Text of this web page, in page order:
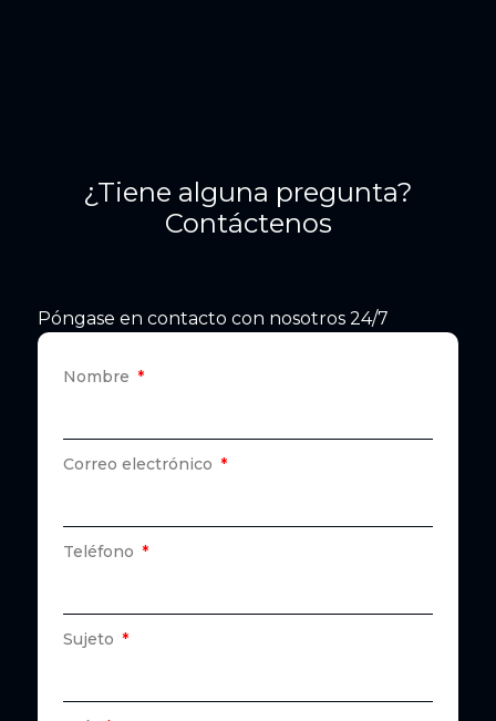
¿Tiene alguna pregunta?
Contáctenos
Póngase en contacto con nosotros 24/7
Nombre
Correo electrónico
Teléfono
Sujeto